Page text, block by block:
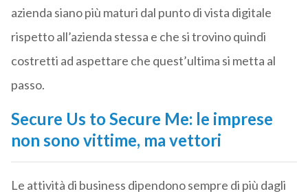
azienda siano più maturi dal punto di vista digitale
rispetto all’azienda stessa e che si trovino quindi
costretti ad aspettare che quest’ultima si metta al
passo.
Secure Us to Secure Me: le imprese
non sono vittime, ma vettori
Le attività di business dipendono sempre di più dagli